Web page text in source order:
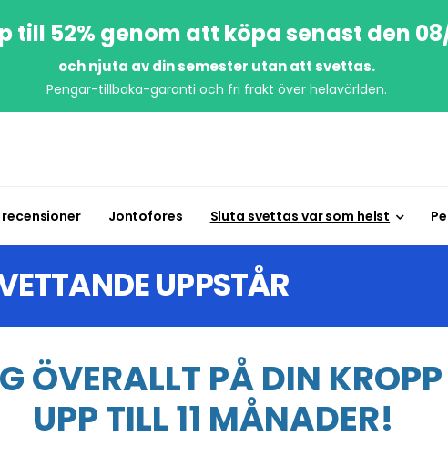
till 52% genom att köpa senast den
och njuta av din semester utan att svettas.
Pengar-tillbaka-garanti och fri frakt över helavärlden.
recensioner Jontofores Sluta svettas var som helst
UPPSTÅR
ÖVERALLT PÅ DIN
UPP TILL 11 MÅNADER!